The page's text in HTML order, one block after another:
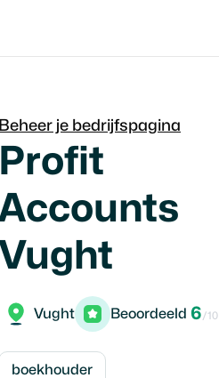
Beheer je bedrijfspagina
Profit
Vught
Vught Beoordeeld 6/10
boekhouder